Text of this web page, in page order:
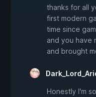
thanks for all
first modern
time since
and you have
and brought
Honestly I'm